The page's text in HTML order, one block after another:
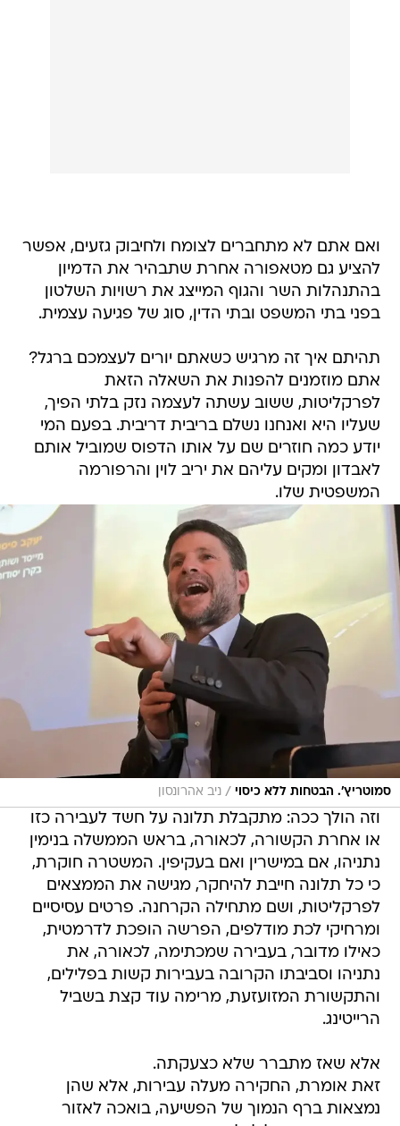
ואם אתם לא מתחברים לצומח ולחיבוק גזעים, אפשר
להציע גם מטאפורה אחרת שתבהיר את הדמיון
בהתנהלות השר והגוף המייצג את רשויות השלטון
בפני בתי המשפט ובתי הדין, סוג של פגיעה עצמית.
תהיתם איך זה מרגיש כשאתם יורים לעצמכם ברגל?
אתם מוזמנים להפנות את השאלה הזאת
לפרקליטות, ששוב עשתה לעצמה נזק בלתי הפיך,
שעליו היא ואנחנו נשלם בריבית דריבית. בפעם המי
יודע כמה חוזרים שם על אותו הדפוס שמוביל אותם
לאבדון ומקים עליהם את יריב לוין והרפורמה
המשפטית שלו.
סמוטריץ'. הבטחות ללא כיסוי / ניב אהרונסון
וזה הולך ככה: מתקבלת תלונה על חשד לעבירה כזו
או אחרת הקשורה, לכאורה, בראש הממשלה בנימין
נתניהו, אם במישרין ואם בעקיפין. המשטרה חוקרת,
כי כל תלונה חייבת להיחקר, מגישה את הממצאים
לפרקליטות, ושם מתחילה הקרחנה. פרטים עסיסיים
ומרחיקי לכת מודלפים, הפרשה הופכת לדרמטית,
כאילו מדובר, בעבירה שמכתימה, לכאורה, את
נתניהו וסביבתו הקרובה בעבירות קשות בפלילים,
והתקשורת המזועזעת, מרימה עוד קצת בשביל
הרייטינג.
אלא שאז מתברר שלא כצעקתה.
זאת אומרת, החקירה מעלה עבירות, אלא שהן
נמצאות ברף הנמוך של הפשיעה, בואכה לאזור